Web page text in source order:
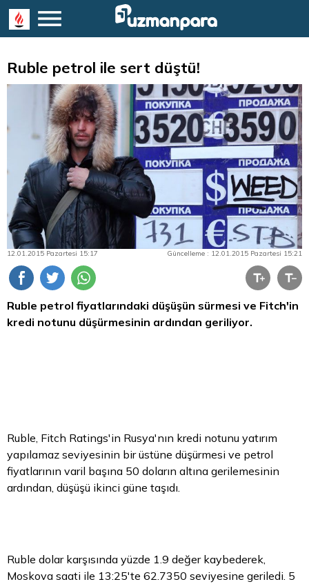
Ruble petrol ile sert düştü!
12.01.2015 Pazartesi 15:17 Güncelleme : 12.01.2015 Pazartesi 15:21
Ruble petrol fiyatlarındaki düşüşün sürmesi ve Fitch'in
kredi notunu düşürmesinin ardından geriliyor.
Ruble, Fitch Ratings'in Rusya'nın kredi notunu yatırım
yapılamaz seviyesinin bir üstüne düşürmesi ve petrol
fiyatlarının varil başına 50 doların altına gerilemesinin
ardından, düşüşü ikinci güne taşıdı.
Ruble dolarkarşısında yüzde 1.9 değer kaybederek,
Moskova saati ile 13:25'te 62.7350 seviyesine geriledi. 5